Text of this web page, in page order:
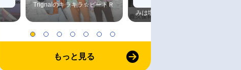
Trignalのキラキラ☆ビートＲ
みは塩だけ
もっと見る